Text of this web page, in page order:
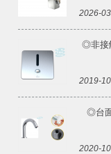
2026-
◎非接
2019-
◎台
2020-